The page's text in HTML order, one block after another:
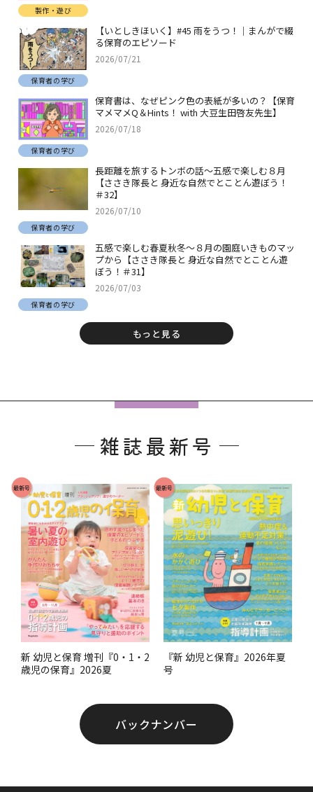
製作・遊び
【いとしきほいく】#45 雨をうつ！｜まんがで綴
る保育のエピソード
2026/07/21
保育者の学び
保育書は、なぜピンク色の表紙が多いの？【保育
マメマメQ＆Hints！ with 大豆生田啓友先生】
2026/07/18
保育者の学び
長距離を旅するトンボの話～五感で楽しむ８月
【ささき隊長と 身近な自然でとことん遊ぼう！
＃32】
2026/07/10
保育者の学び
五感で楽しむ春夏秋冬～８月の園庭いきものマッ
プから【ささき隊長と 身近な自然でとことん遊
ぼう！＃31】
2026/07/03
保育者の学び
もっと見る
雑誌最新号
最新号
新 幼児と保育 増刊『0・1・2
歳児の保育』2026夏
最新号
『新 幼児と保育』2026年夏
号
バックナンバー